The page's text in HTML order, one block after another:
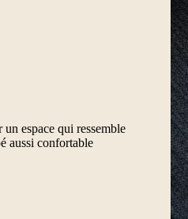
espace qui ressemble
aussi confortable